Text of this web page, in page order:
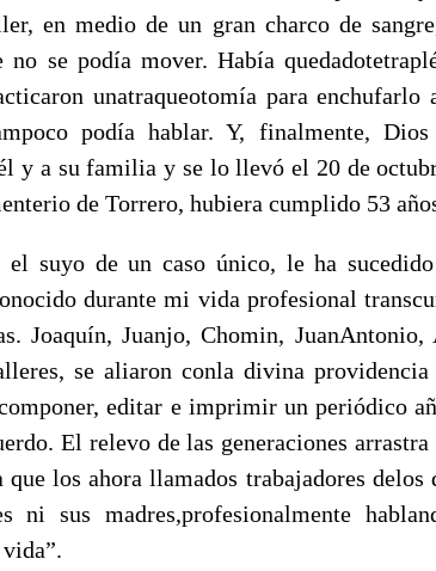
en medio de un gran charco de
no se podía mover. Había
unatraqueotomía para enchufarlo
podía hablar. Y, finalmente,
y a su familia y se lo llevó el 20 de
de Torrero, hubiera cumplido 53
el suyo de un caso único, le ha
durante mi vida profesional
Joaquín, Juanjo, Chomin,
se aliaron conla divina
editar e imprimir un periódico
El relevo de las generaciones
los ahora llamados trabajadores delos
ni sus madres,profesionalmente